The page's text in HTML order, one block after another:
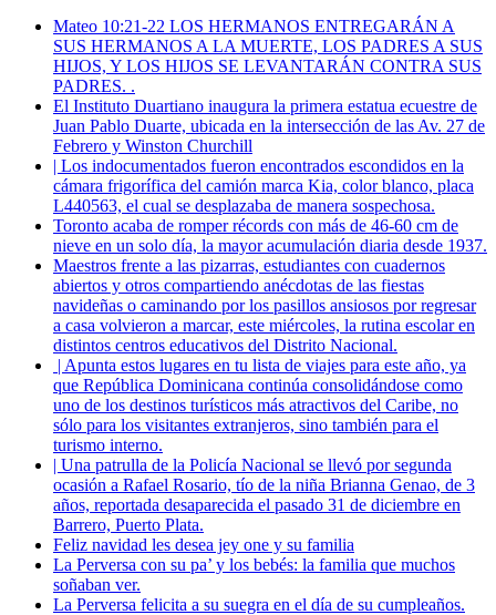
Mateo 10:21-22 LOS HERMANOS ENTREGARÁN A
SUS HERMANOS A LA MUERTE, LOS PADRES A SUS
HIJOS, Y LOS HIJOS SE LEVANTARÁN CONTRA SUS
PADRES. .
El Instituto Duartiano inaugura la primera estatua ecuestre de
Juan Pablo Duarte, ubicada en la intersección de las Av. 27 de
Febrero y Winston Churchill
| Los indocumentados fueron encontrados escondidos en la
cámara frigorífica del camión marca Kia, color blanco, placa
L440563, el cual se desplazaba de manera sospechosa.
Toronto acaba de romper récords con más de 46-60 cm de
nieve en un solo día, la mayor acumulación diaria desde 1937.
Maestros frente a las pizarras, estudiantes con cuadernos
abiertos y otros compartiendo anécdotas de las fiestas
navideñas o caminando por los pasillos ansiosos por regresar
a casa volvieron a marcar, este miércoles, la rutina escolar en
distintos centros educativos del Distrito Nacional.
| Apunta estos lugares en tu lista de viajes para este año, ya
que República Dominicana continúa consolidándose como
uno de los destinos turísticos más atractivos del Caribe, no
sólo para los visitantes extranjeros, sino también para el
turismo interno.
| Una patrulla de la Policía Nacional se llevó por segunda
ocasión a Rafael Rosario, tío de la niña Brianna Genao, de 3
años, reportada desaparecida el pasado 31 de diciembre en
Barrero, Puerto Plata.
Feliz navidad les desea jey one y su familia
La Perversa con su pa’ y los bebés: la familia que muchos
soñaban ver.
La Perversa felicita a su suegra en el día de su cumpleaños.